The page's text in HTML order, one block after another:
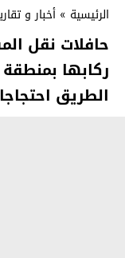
الرئيسية » أخبار و
حافلات نقل
ركابها
الطريق احتجاجا